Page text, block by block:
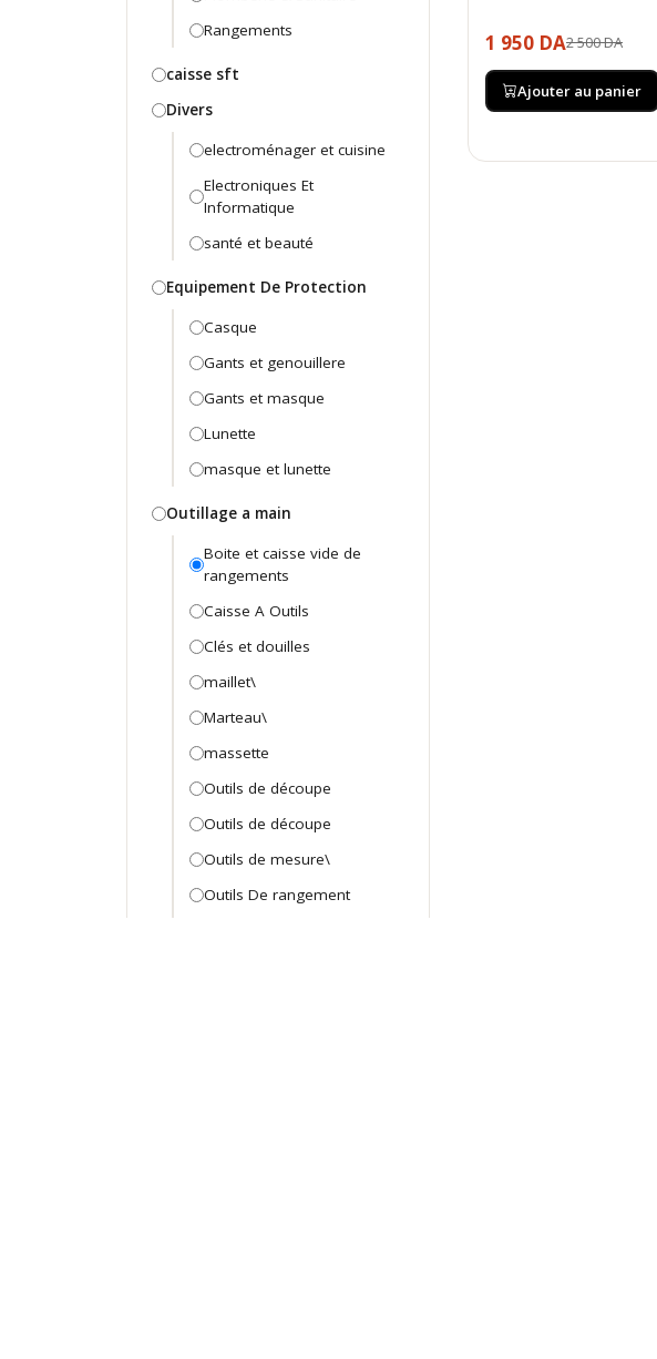
Rangements
caisse sft
Divers
electroménager et cuisine
Electroniques Et
Informatique
santé et beauté
Equipement De Protection
Casque
Gants et genouillere
Gants et masque
Lunette
masque et lunette
Outillage a main
Boite et caisse vide de
rangements
Caisse A Outils
Clés et douilles
maillet\
Marteau\
massette
Outils de découpe
Outils de découpe
Outils de mesure\
Outils De rangement
1 950 DA2 500 DA
Ajouter au panier